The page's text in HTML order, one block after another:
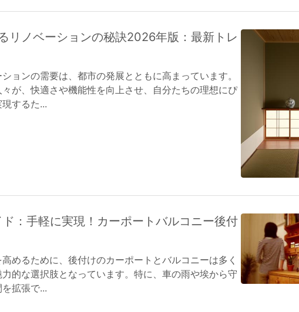
リノベーションの秘訣2026年版：最新トレ
ョンの需要は、都市の発展とともに高まっています。
が、快適さや機能性を向上させ、自分たちの理想にぴ
するた...
：手軽に実現！カーポートバルコニー後付
めるために、後付けのカーポートとバルコニーは多く
的な選択肢となっています。特に、車の雨や埃から守
拡張で...